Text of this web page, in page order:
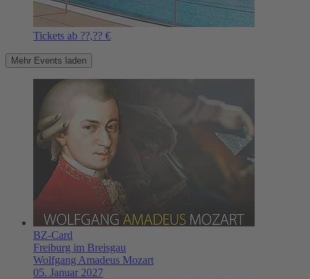
Tickets ab ??,?? €
Mehr Events laden
BZ-Card
Freiburg im Breisgau
Wolfgang Amadeus Mozart
05. Januar 2027